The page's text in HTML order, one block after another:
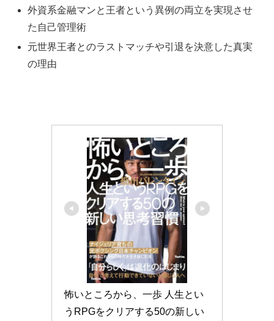
外資系金融マンと王者という異例の両立を実現させ
た自己管理術
元世界王者とのラストマッチや引退を決意した真実
の理由
怖いところから、一歩 人生とい
うRPGをクリアする50の新しい